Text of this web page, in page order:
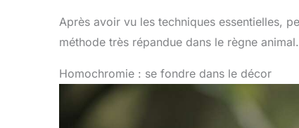
Après avoir vu les techniques essentielles,
méthode très répandue dans le règne animal.
Homochromie : se fondre dans le décor